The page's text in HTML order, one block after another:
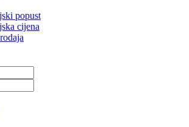
popust
cijena